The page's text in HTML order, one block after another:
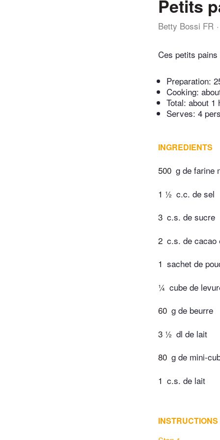
Petits
Betty Bossi FR
Ces petits
Preparation:
Cooking:
Total: about 1
Serves: 4
INGREDIENTS
500 g de farine
1 ½ c.c. de sel
3 c.s. de sucre
2 c.s. de cacao
1 sachet de
¼ cube de
60 g de beurre
3 ½ dl de lait
80 g de mini-
1 c.s. de lait
INSTRUCTIONS